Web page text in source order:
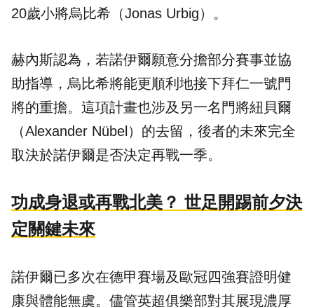
20歲小將烏比希（Jonas Urbig）。
赫內斯認為，若諾伊爾願意分擔部分賽事並協
助指導，烏比希將能更順利地接下拜仁一號門
將的重擔。這項計畫也涉及另一名門將紐貝爾
（Alexander Nübel）的去留，後者的未來完全
取決於諾伊爾是否決定再戰一季。
功成身退或再戰北美？ 世足開踢前夕決
定關鍵未來
諾伊爾已多次在德甲賽場及歐冠四強賽證明健
康與體能無虞。儘管英超俱樂部對其展現濃厚